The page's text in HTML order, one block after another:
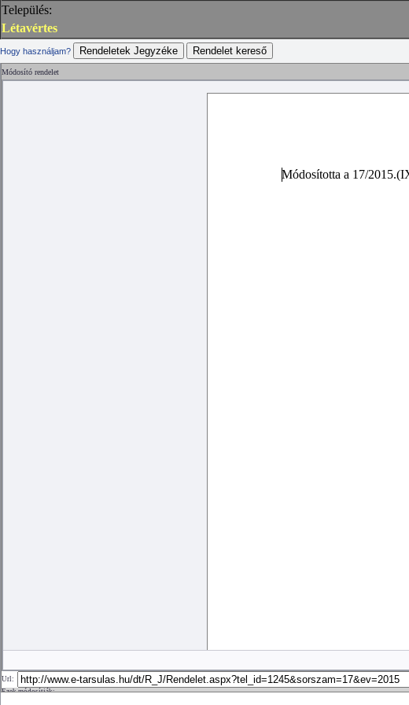
Település:
Létavértes
Hogy használjam?
Módosító rendelet
Módosította a 17/
Url:
Ezek módosítják: